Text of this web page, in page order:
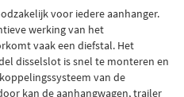
voor iedere aanhanger.
werking van het
vaak een diefstal. Het
disselslot is snel te monteren en
van de
kan de aanhangwagen, trailer